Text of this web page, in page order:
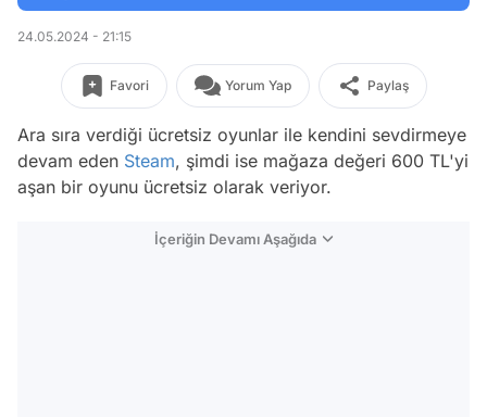
24.05.2024 - 21:15
Favori Yorum Yap Paylaş
Ara sıra verdiği ücretsiz oyunlar ile kendini sevdirmeye
devam eden Steam, şimdi ise mağaza değeri 600 TL'yi
aşan bir oyunu ücretsiz olarak veriyor.
İçeriğin Devamı Aşağıda